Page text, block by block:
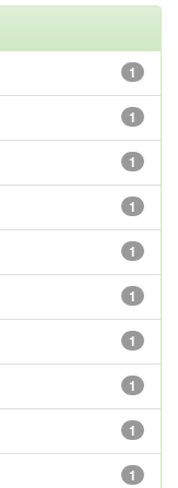
1
1
1
1
1
1
1
1
1
1